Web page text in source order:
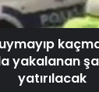
yakalanan
yatırılacak